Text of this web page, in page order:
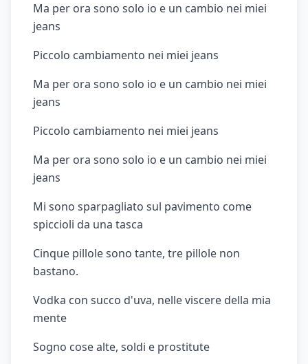
Ma per ora sono solo io e un cambio nei miei
jeans
Piccolo cambiamento nei miei jeans
Ma per ora sono solo io e un cambio nei miei
jeans
Piccolo cambiamento nei miei jeans
Ma per ora sono solo io e un cambio nei miei
jeans
Mi sono sparpagliato sul pavimento come
spiccioli da una tasca
Cinque pillole sono tante, tre pillole non
bastano.
Vodka con succo d'uva, nelle viscere della mia
mente
Sogno cose alte, soldi e prostitute